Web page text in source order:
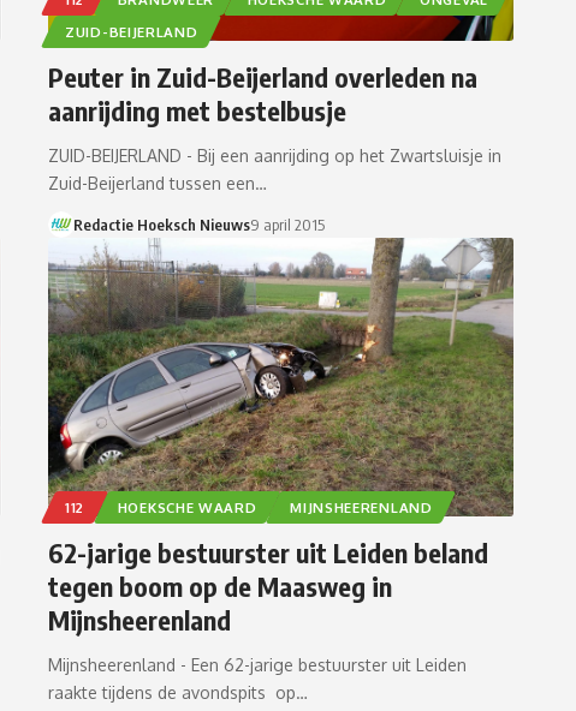
ZUID-BEIJERLAND
Peuter in Zuid-Beijerland overleden na
aanrijding met bestelbusje
ZUID-BEIJERLAND - Bij een aanrijding op het Zwartsluisje in
Zuid-Beijerland tussen een…
Redactie Hoeksch Nieuws9 april 2015
112 HOEKSCHE WAARD MIJNSHEERENLAND
62-jarige bestuurster uit Leiden beland
tegen boom op de Maasweg in
Mijnsheerenland
Mijnsheerenland - Een 62-jarige bestuurster uit Leiden
raakte tijdens de avondspits op…